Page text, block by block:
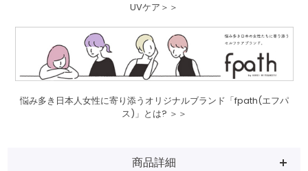
UVケア＞＞
悩み多き日本人女性に寄り添うオリジナルブランド「fpath(エフパ
ス)」とは? ＞＞
商品詳細